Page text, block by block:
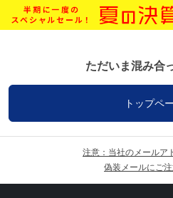
ただいま混み合
トップペ
注意：当社のメールア
偽装メールにご